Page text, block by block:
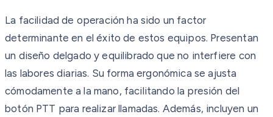
La facilidad de operación ha sido un factor
determinante en el éxito de estos equipos. Presentan
un diseño delgado y equilibrado que no interfiere con
las labores diarias. Su forma ergonómica se ajusta
cómodamente a la mano, facilitando la presión del
botón PTT para realizar llamadas. Además, incluyen un